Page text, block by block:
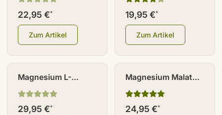
Vitamin B6 (P5P)
Kapseln 180 Stück
22,95 €*
Zum Artikel
19,95 €*
Zum Artikel
Magnesium L-
Threonat Kapseln
120 Stück
29,95 €*
Magnesium Malat
Pulver 300 g
24,95 €*